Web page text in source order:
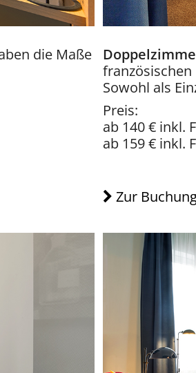
die Maße
französischen
Sowohl als
Preis:
ab 140 € inkl.
ab 159 € inkl.
Zur